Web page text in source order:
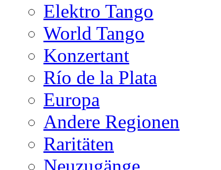
Elektro Tango
World Tango
Konzertant
Río de la Plata
Europa
Andere Regionen
Raritäten